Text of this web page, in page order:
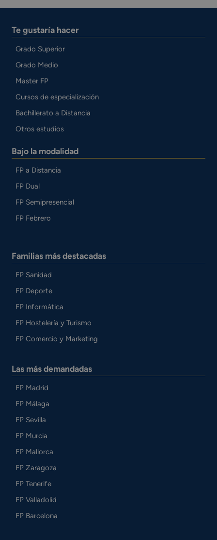
Te gustaría hacer
Grado Superior
Grado Medio
Master FP
Cursos de especialización
Bachillerato a Distancia
Otros estudios
Bajo la modalidad
FP a Distancia
FP Dual
FP Semipresencial
FP Febrero
Familias más destacadas
FP Sanidad
FP Deporte
FP Informática
FP Hostelería y Turismo
FP Comercio y Marketing
Las más demandadas
FP Madrid
FP Málaga
FP Sevilla
FP Murcia
FP Mallorca
FP Zaragoza
FP Tenerife
FP Valladolid
FP Barcelona